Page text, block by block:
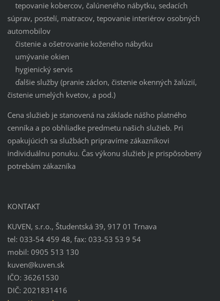
tepovanie kobercov, čalúneného nábytku, sedacích
súprav, postelí, matracov, tepovanie interiérov osobných
automobilov
čistenie a ošetrovanie koženého nábytku
umývanie okien
hygienický servis
ďalšie služby (pranie záclon, čistenie okenných žalúzií,
čistenie umelých kvetov, a pod.)
Cena služieb je stanovená na základe nášho platného
cenníka a po obhliadke predmetu našich služieb. Pri
opakujúcich sa službách pripravíme zákazníkovi
individuálnu ponuku. Čas výkonu služieb je prispôsobený
potrebám zákazníka
KONTAKT
KUVEN, s.r.o., Študentská 39, 917 01 Trnava
tel: 033-54 459 48, fax: 033-53 53 9 54
mobil: 0905 513 130
kuven@kuven.sk
IČO: 36261530
DIČ: 2021831416